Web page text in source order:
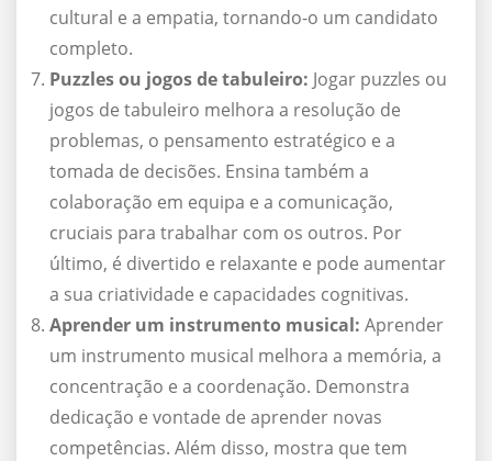
cultural e a empatia, tornando-o um candidato
completo.
Puzzles ou jogos de tabuleiro: Jogar puzzles ou
jogos de tabuleiro melhora a resolução de
problemas, o pensamento estratégico e a
tomada de decisões. Ensina também a
colaboração em equipa e a comunicação,
cruciais para trabalhar com os outros. Por
último, é divertido e relaxante e pode aumentar
a sua criatividade e capacidades cognitivas.
Aprender um instrumento musical: Aprender
um instrumento musical melhora a memória, a
concentração e a coordenação. Demonstra
dedicação e vontade de aprender novas
competências. Além disso, mostra que tem